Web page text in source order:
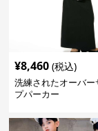
¥8,460 (税込)
洗練されたオーバー
プパーカー